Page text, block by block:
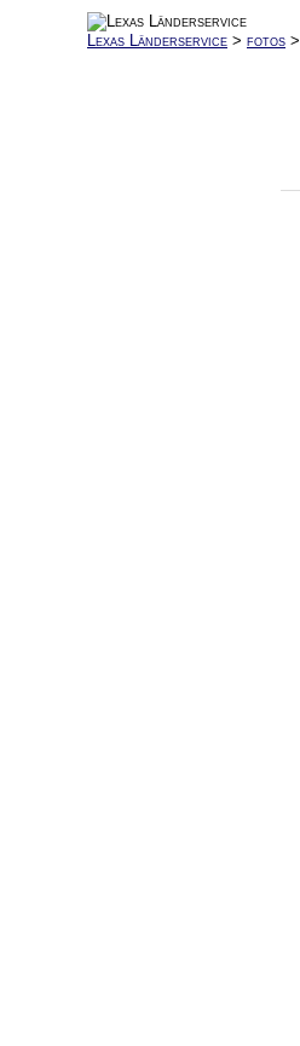
Lexas Länderservice > fotos >